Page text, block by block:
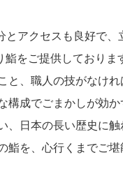
アクセスも良好で、
をご提供しておりま
、職人の技がなけれ
成でごまかしが効か
日本の長い歴史に触
を、心行くまでご堪